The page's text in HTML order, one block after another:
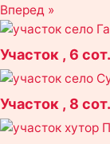
Вперед »
Участок , 6
Участок , 8